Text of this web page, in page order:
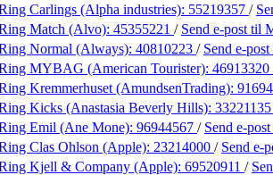
Carlings (Alpha industries): 55219357 /
Match (Alvo): 45355221 / Send e-post til
Normal (Always): 40810223 / Send e-post
MYBAG (American Tourister): 46913320
Kremmerhuset (AmundsenTrading):
Kicks (Anastasia Beverly Hills): 33221135
Emil (Ane Mone): 96944567 / Send e-post
Clas Ohlson (Apple): 23214000 / Send e-
Kjell & Company (Apple): 69520911 /